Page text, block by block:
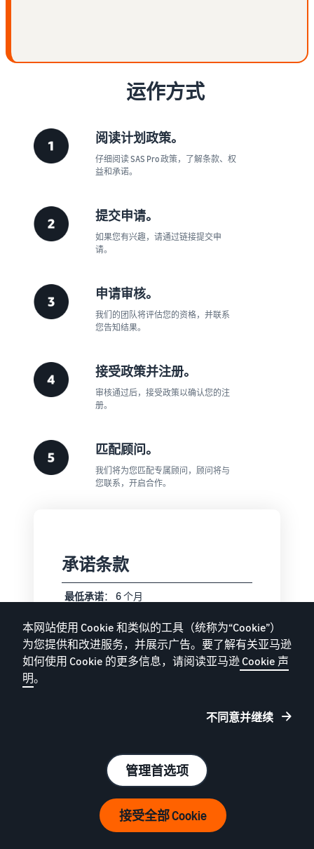
运作方式
阅读计划政策。
仔细阅读 SAS Pro 政策，了解条款、权
益和承诺。
提交申请。
如果您有兴趣，请通过链接提交申
请。
申请审核。
我们的团队将评估您的资格，并联系
您告知结果。
接受政策并注册。
审核通过后，接受政策以确认您的注
册。
匹配顾问。
我们将为您匹配专属顾问，顾问将与
您联系，开启合作。
承诺条款
最低承诺： 6 个月
终止： 提前 30 天通知
最长期限： 无上限
等级评估
： 每年 1 月和 7 月
： 基于过去十二个月 (TTM) 的已订购
本网站使用 Cookie 和类似的工具（统称为“Cookie”）
为您提供和改进服务，并展示广告。要了解有关亚马逊
如何使用 Cookie 的更多信息，请阅读亚马逊Cookie 声
明。
不同意并继续
管理首选项
接受全部 Cookie